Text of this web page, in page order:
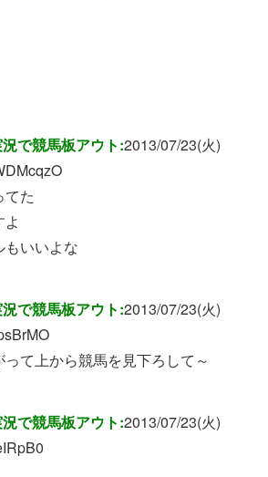
で競馬板アウト:2013/07/23(火)
てた
もいいよな
で競馬板アウト:2013/07/23(火)
て上から競馬を見下ろして～
で競馬板アウト:2013/07/23(火)